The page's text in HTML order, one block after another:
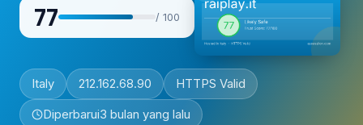
77 / 100
Italy 212.162.68.90 HTTPS Valid
Diperbarui3 bulan yang lalu